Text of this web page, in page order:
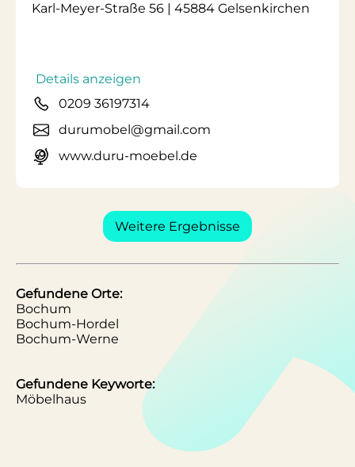
Karl-Meyer-Straße 56 | 45884 Gelsenkirchen
Details anzeigen
0209 36197314
durumobel@gmail.com
www.duru-moebel.de
Weitere Ergebnisse
Gefundene Orte:
Bochum
Bochum-Hordel
Bochum-Werne
Gefundene Keyworte:
Möbelhaus